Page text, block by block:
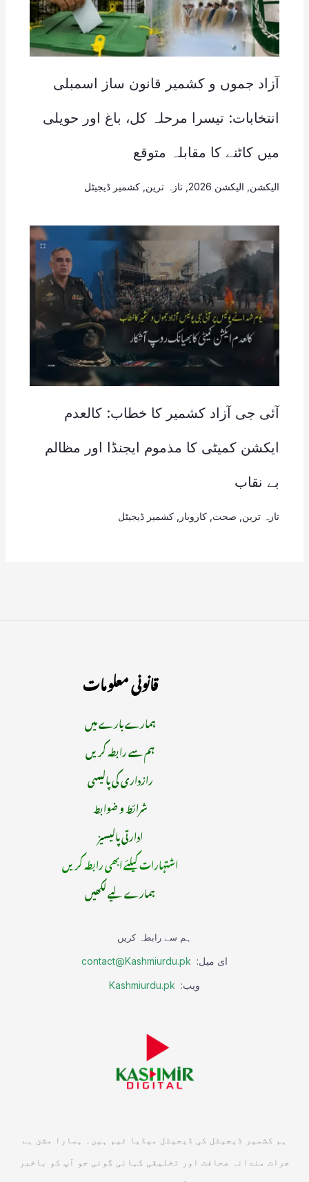
آزاد جموں و کشمیر قانون ساز اسمبلی
انتخابات: تیسرا مرحلہ کل، باغ اور حویلی
میں کاٹنے کا مقابلہ متوقع
الیکشن الیکشن 2026 , تازہ ترین کشمیر ڈیجیٹل
آئی جی آزاد کشمیر کا خطاب: کالعدم
ایکشن کمیٹی کا مذموم ایجنڈا اور مظالم
بے نقاب
تازہ ترین صحت کاروبار کشمیر ڈیجیٹل
قانونی معلومات
ہمارے بارے میں
ہم سے رابطہ کریں
رازداری کی پالیسی
شرائط و ضوابط
ادارتی پالیسیز
اشتہارات کیلئے ابھی رابطہ کریں
ہمارے لیے لکھیں
ہم سے رابطہ کریں
ای میل: contact@Kashmiurdu.pk
ویب: Kashmiurdu.pk
ہم کشمیر ڈیجیٹل کی ڈیجیٹل میڈیا ٹیم ہیں۔ ہمارا مشن ہے
جرات مندانہ صحافت اور تخلیقی کہانی گوئی جو آپ کو باخبر